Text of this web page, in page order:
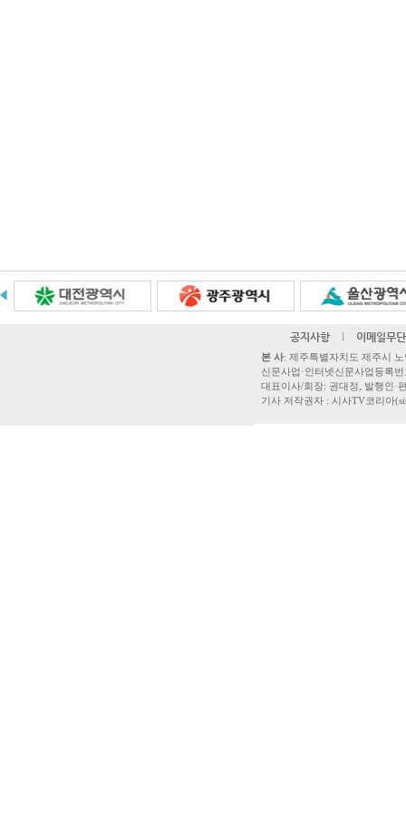
공지사항 l 이메일무
본 사: 제주특별자치도 제주시
신문사업·인터넷신문사업등록
대표이사/회장: 권대정, 발행인·
기사 저작권자 : 시사TV코리아